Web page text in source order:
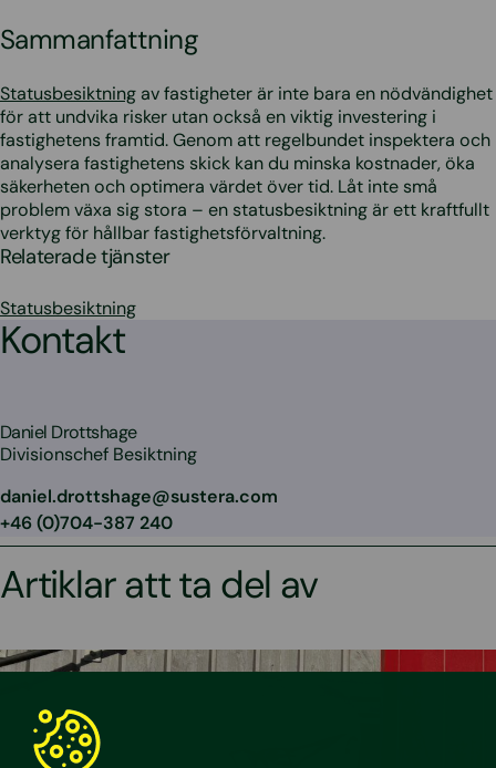
Sammanfattning
Statusbesiktning av fastigheter är inte bara en nödvändighet
för att undvika risker utan också en viktig investering i
fastighetens framtid. Genom att regelbundet inspektera och
analysera fastighetens skick kan du minska kostnader, öka
säkerheten och optimera värdet över tid. Låt inte små
problem växa sig stora – en statusbesiktning är ett kraftfullt
verktyg för hållbar fastighetsförvaltning.
Relaterade tjänster
Statusbesiktning
Kontakt
Daniel Drottshage
Divisionschef Besiktning
daniel.drottshage@sustera.com
+46 (0)704-387 240
Artiklar att ta del av